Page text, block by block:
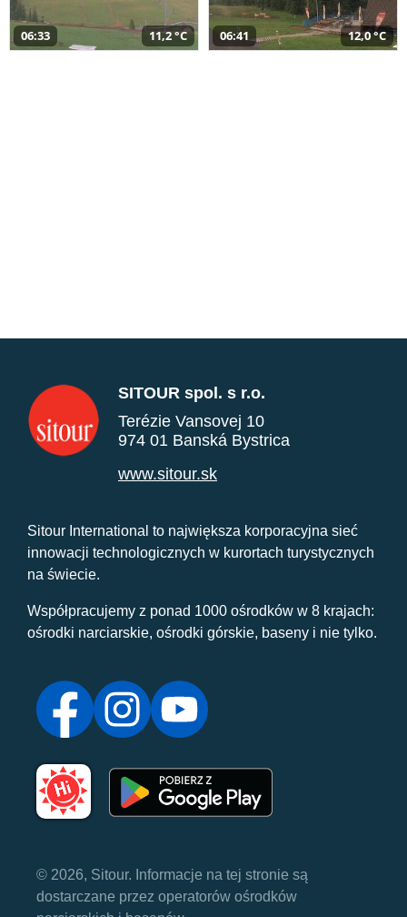
06:33 11,2 °C 06:41 12,0 °C
SITOUR spol. s r.o.
Terézie Vansovej 10
974 01 Banská Bystrica
www.sitour.sk
Sitour International to największa korporacyjna sieć
innowacji technologicznych w kurortach turystycznych
na świecie.
Współpracujemy z ponad 1000 ośrodków w 8 krajach:
ośrodki narciarskie, ośrodki górskie, baseny i nie tylko.
© 2026, Sitour. Informacje na tej stronie są
dostarczane przez operatorów ośrodków